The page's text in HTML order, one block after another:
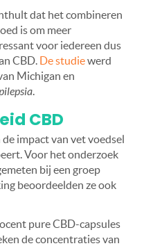
dat het combineren
is om meer
voor iedereen dus
CBD. De studiewerd
Michigan en
.
CBD
impact van vet voedsel
Voor het onderzoek
bij een groep
beoordeelden ze ook
pure CBD-capsules
de concentraties van